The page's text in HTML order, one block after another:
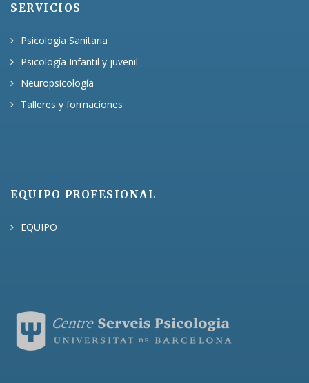
SERVICIOS
Psicología Sanitaria
Psicología Infantil y juvenil
Neuropsicología
Talleres y formaciones
EQUIPO PROFESIONAL
EQUIPO